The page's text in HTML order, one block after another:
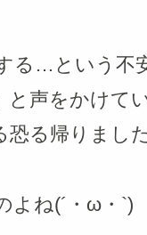
る…という不
と声をかけて
る帰りました
よね(´・ω・`)